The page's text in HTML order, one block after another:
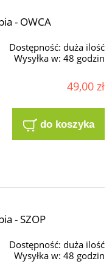
- OWCA
Dostępność: duża ilość
Wysyłka w: 48 godzin
49,00 zł
do koszyka
- SZOP
Dostępność: duża ilość
Wysyłka w: 48 godzin